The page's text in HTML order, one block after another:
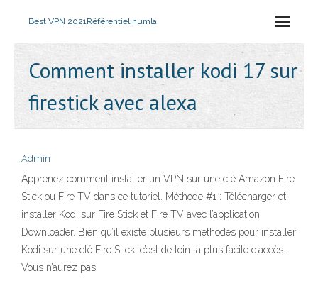
Best VPN 2021Référentiel humla
Comment installer kodi 17 sur
firestick avec alexa
Admin
Apprenez comment installer un VPN sur une clé Amazon Fire
Stick ou Fire TV dans ce tutoriel. Méthode #1 : Télécharger et
installer Kodi sur Fire Stick et Fire TV avec l’application
Downloader. Bien qu’il existe plusieurs méthodes pour installer
Kodi sur une clé Fire Stick, c’est de loin la plus facile d’accès.
Vous n’aurez pas